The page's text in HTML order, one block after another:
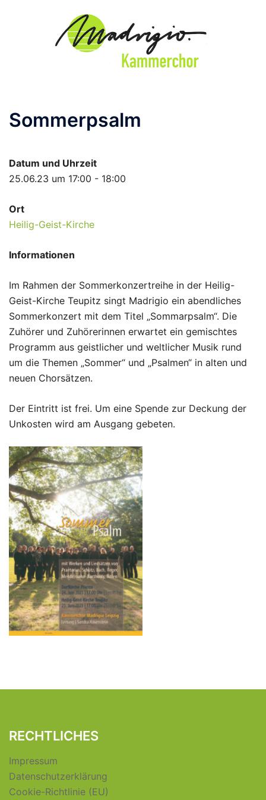
Sommerpsalm
Datum und Uhrzeit
25.06.23 um 17:00 - 18:00
Ort
Heilig-Geist-Kirche
Informationen
Im Rahmen der Sommerkonzertreihe in der Heilig-
Geist-Kirche Teupitz singt Madrigio ein abendliches
Sommerkonzert mit dem Titel „Sommarpsalm“. Die
Zuhörer und Zuhörerinnen erwartet ein gemischtes
Programm aus geistlicher und weltlicher Musik rund
um die Themen „Sommer“ und „Psalmen“ in alten und
neuen Chorsätzen.
Der Eintritt ist frei. Um eine Spende zur Deckung der
Unkosten wird am Ausgang gebeten.
RECHTLICHES
Impressum
Datenschutzerklärung
Cookie-Richtlinie (EU)